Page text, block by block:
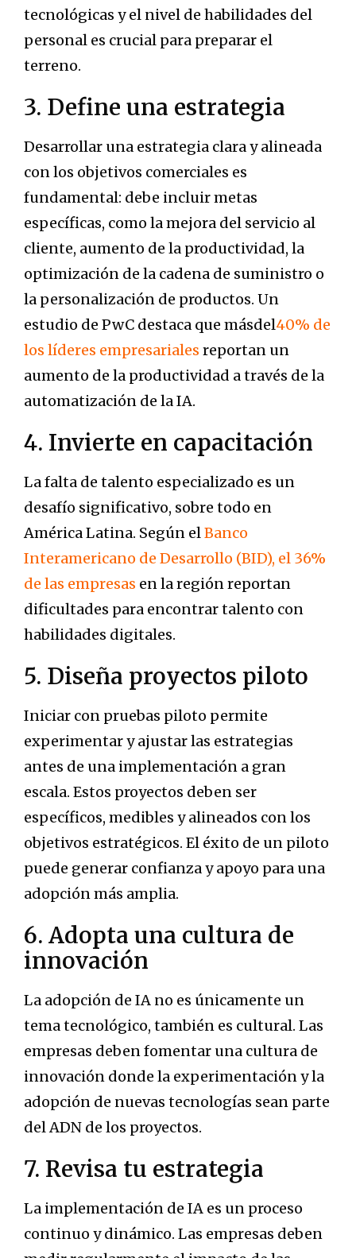
tecnológicas y el nivel de habilidades del
personal es crucial para preparar el
terreno.
3. Define una estrategia
Desarrollar una estrategia clara y alineada
con los objetivos comerciales es
fundamental: debe incluir metas
específicas, como la mejora del servicio al
cliente, aumento de la productividad, la
optimización de la cadena de suministro o
la personalización de productos. Un
estudio de PwC destaca que másdel40% de
los líderes empresariales reportan un
aumento de la productividad a través de la
automatización de la IA.
4. Invierte en capacitación
La falta de talento especializado es un
desafío significativo, sobre todo en
América Latina. Según elBanco
Interamericano de Desarrollo (BID), el 36%
de las empresas en la región reportan
dificultades para encontrar talento con
habilidades digitales.
5. Diseña proyectos piloto
Iniciar con pruebas piloto permite
experimentar y ajustar las estrategias
antes de una implementación a gran
escala. Estos proyectos deben ser
específicos, medibles y alineados con los
objetivos estratégicos. El éxito de un piloto
puede generar confianza y apoyo para una
adopción más amplia.
6. Adopta una cultura de
innovación
La adopción de IA no es únicamente un
tema tecnológico, también es cultural. Las
empresas deben fomentar una cultura de
innovación donde la experimentación y la
adopción de nuevas tecnologías sean parte
del ADN de los proyectos.
7. Revisa tu estrategia
La implementación de IA es un proceso
continuo y dinámico. Las empresas deben